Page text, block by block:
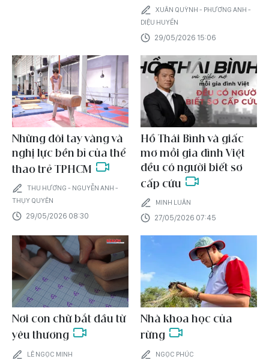
XUÂN QUỲNH - PHƯƠNG ANH -
DIỆU HUYỀN
29/05/2026 15:06
Những đôi tay vàng và
nghị lực bền bỉ của thể
thao trẻ TPHCM
THU HƯƠNG - NGUYỄN ANH -
THỤY QUYÊN
29/05/2026 08:30
Hồ Thái Bình và giấc
mơ mỗi gia đình Việt
đều có người biết sơ
cấp cứu
MINH LUÂN
27/05/2026 07:45
Nơi con chữ bắt đầu từ
yêu thương
LÊ NGỌC MINH
Nhà khoa học của
rừng
NGỌC PHÚC